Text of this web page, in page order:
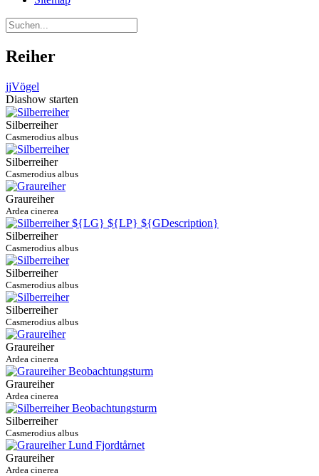
Reiher
jjVögel
Diashow starten
Silberreiher
Casmerodius albus
Silberreiher
Casmerodius albus
Graureiher
Ardea cinerea
Silberreiher
Casmerodius albus
Silberreiher
Casmerodius albus
Silberreiher
Casmerodius albus
Graureiher
Ardea cinerea
Graureiher
Ardea cinerea
Silberreiher
Casmerodius albus
Graureiher
Ardea cinerea